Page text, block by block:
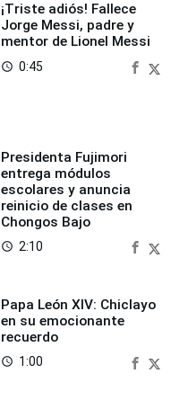
¡Triste adiós! Fallece
Jorge Messi, padre y
mentor de Lionel Messi
access_time 0:45
Presidenta Fujimori
entrega módulos
escolares y anuncia
reinicio de clases en
Chongos Bajo
access_time 2:10
Papa León XIV: Chiclayo
en su emocionante
recuerdo
access_time 1:00